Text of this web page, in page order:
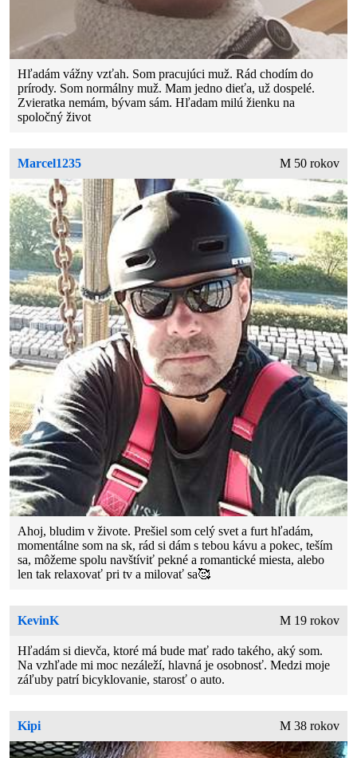
Hľadám vážny vzťah. Som pracujúci muž. Rád chodím do
prírody. Som normálny muž. Mam jedno dieťa, už dospelé.
Zvieratka nemám, bývam sám. Hľadam milú žienku na
spoločný život
Marcel1235 M 50 rokov
Ahoj, bludim v živote. Prešiel som celý svet a furt hľadám,
momentálne som na sk, rád si dám s tebou kávu a pokec, teším
sa, môžeme spolu navštíviť pekné a romantické miesta, alebo
len tak relaxovať pri tv a milovať sa🥰
KevinK M 19 rokov
Hľadám si dievča, ktoré má bude mať rado takého, aký som.
Na vzhľade mi moc nezáleží, hlavná je osobnosť. Medzi moje
záľuby patrí bicyklovanie, starosť o auto.
Kipi M 38 rokov